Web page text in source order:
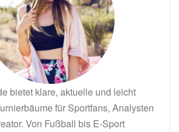
bietet klare, aktuelle und leicht
für Sportfans, Analysten
Von Fußball bis E-Sport